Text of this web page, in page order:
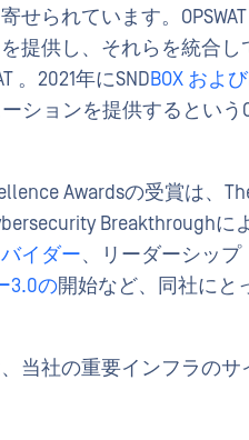
せられています。
提供し、それらを統合
。2021年にSNDBOX およ
ションを提供するという
Awardsの受賞は、
Breakthroughに
イダー、リーダーシップ
3.0の開始など、同社にと
当社の重要インフラの